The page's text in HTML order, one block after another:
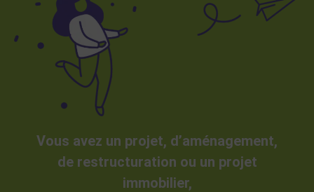
Vous avez un projet, d’aménagement,
de restructuration ou un projet
immobilier,